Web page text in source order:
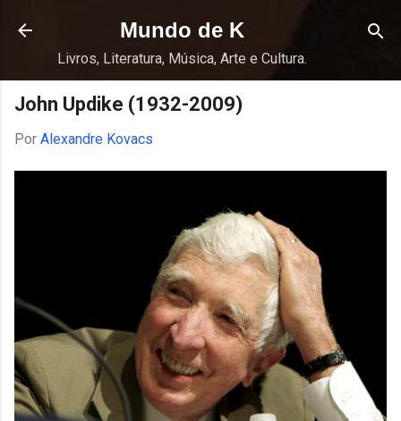
Pular para o conteúdo principal
Mundo de K
Livros, Literatura, Música, Arte e Cultura.
John Updike (1932-2009)
Por Alexandre Kovacs